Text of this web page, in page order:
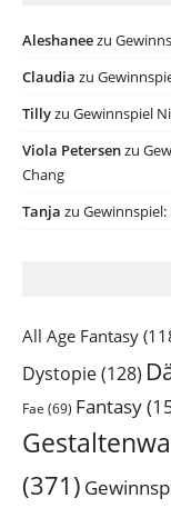
Aleshaneezu
Claudia zu
Tillyzu Gewinnspiel
Viola Petersenzu
Chang
Tanja zu
All Age Fantasy
Dystopie(128)
Fae (69) Fantasy
(371)